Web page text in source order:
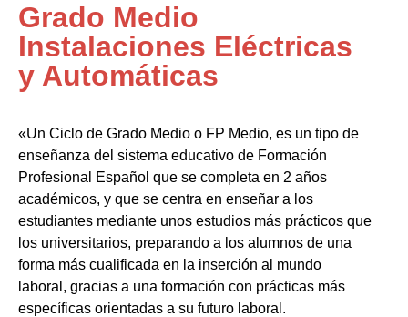
Grado Medio
Instalaciones Eléctricas
y Automáticas
«Un Ciclo de Grado Medio o FP Medio, es un tipo de
enseñanza del sistema educativo de Formación
Profesional Español que se completa en 2 años
académicos, y que se centra en enseñar a los
estudiantes mediante unos estudios más prácticos que
los universitarios, preparando a los alumnos de una
forma más cualificada en la inserción al mundo
laboral, gracias a una formación con prácticas más
específicas orientadas a su futuro laboral.